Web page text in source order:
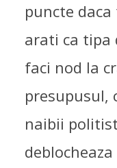
puncte daca
arati ca tipa
faci nod la
presupusul,
naibii